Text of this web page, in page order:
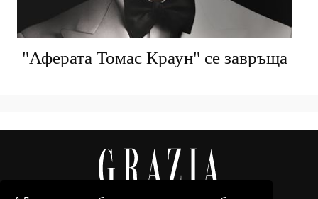
"Аферата Томас Краун" се завръща